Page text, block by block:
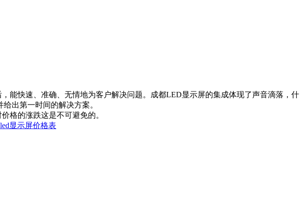
能快速、准确、无情地为客户解决问题。成都LED显示屏的集成体现了声音滴落，什
出第一时间的解决方案。
格的涨跌这是不可避免的。
显示屏价格表